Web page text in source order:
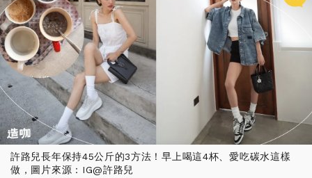
許路兒長年保持45公斤的3方法！早上喝這4杯、愛吃碳水這樣
做，圖片來源：IG@許路兒